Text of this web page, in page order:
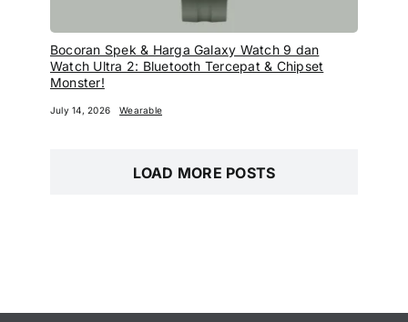
Bocoran Spek & Harga Galaxy Watch 9 dan
Watch Ultra 2: Bluetooth Tercepat & Chipset
Monster!
July 14, 2026 Wearable
LOAD MORE POSTS